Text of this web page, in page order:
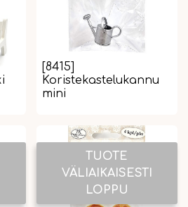
[8415]
Koristekastelukannu
mini
TUOTE
VÄLIAIKAISESTI
LOPPU